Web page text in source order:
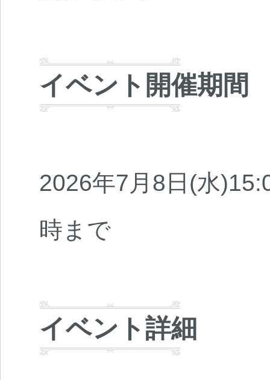
イベント開催期間
2026年7月8日(水
時まで
イベント詳細